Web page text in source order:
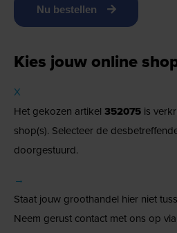
Nu bestellen
Kies jouw online
X
Het gekozen artikel 352075 is
shop(s). Selecteer de
doorgestuurd.
→
Staat jouw groothandel hier niet
Neem gerust contact met ons op via